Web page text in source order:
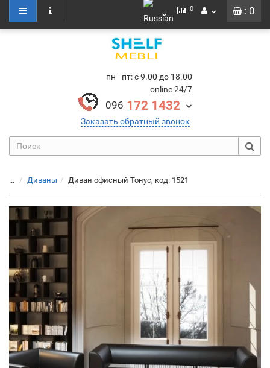
: 0
0
пн - пт: с 9.00 до 18.00
online 24/7
096 172 1432
Заказать обратный звонок
... Диваны Диван офисный Тонус, код: 1521